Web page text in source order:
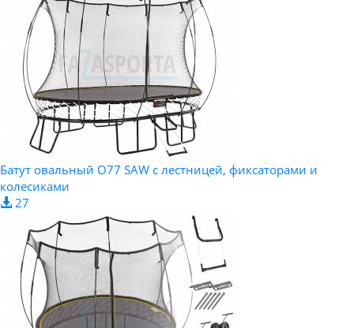
Батут овальный O77 SAW с лестницей, фиксаторами и
колесиками
27